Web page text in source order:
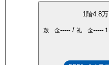
1階4.8万
敷 金----- / 礼 金-----